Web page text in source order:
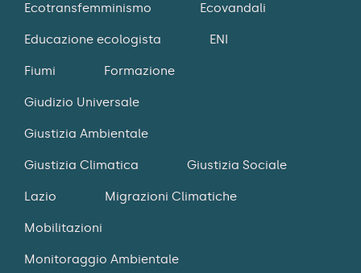
Ecotransfemminismo Ecovandali
Educazione ecologista ENI
Fiumi Formazione
Giudizio Universale
Giustizia Ambientale
Giustizia Climatica Giustizia Sociale
Lazio Migrazioni Climatiche
Mobilitazioni
Monitoraggio Ambientale